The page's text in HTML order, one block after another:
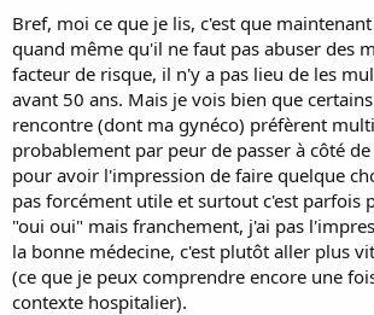
Bref, moi ce que je lis, c'est que
quand même qu'il ne faut pas abuser des
facteur de risque, il n'y a pas lieu de les
avant 50 ans. Mais je vois bien que
rencontre (dont ma gynéco) préfèrent
probablement par peur de passer à côté
pour avoir l'impression de faire quelque
pas forcément utile et surtout c'est parfois
"oui oui" mais franchement, j'ai pas
la bonne médecine, c'est plutôt aller plus
(ce que je peux comprendre encore une
contexte hospitalier).